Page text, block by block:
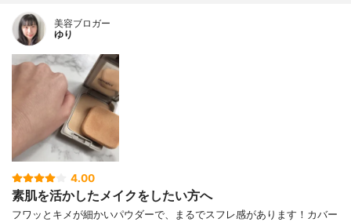
美容ブロガー
ゆり
4.00
素肌を活かしたメイクをしたい方へ
フワッとキメが細かいパウダーで、まるでスフレ感があります！カバー